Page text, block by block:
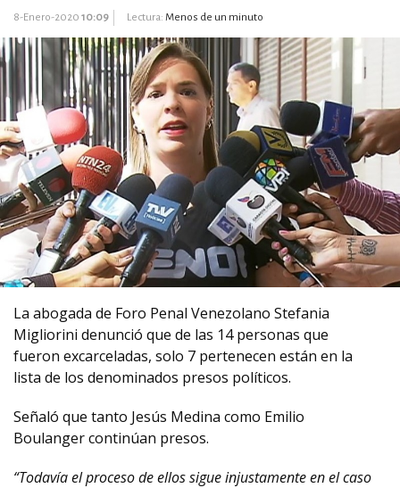
8-Enero-2020 10:09 Lectura: Menos de un minuto
La abogada de Foro Penal Venezolano Stefania
Migliorini denunció que de las 14 personas que
fueron excarceladas, solo 7 pertenecen están en la
lista de los denominados presos políticos.
Señaló que tanto Jesús Medina como Emilio
Boulanger continúan presos.
“Todavía el proceso de ellos sigue injustamente en el caso